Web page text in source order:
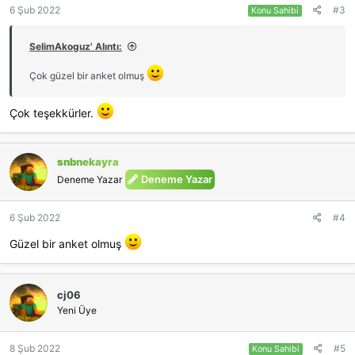
6 Şub 2022 Konu Sahibi #3
SelimAkoguz' Alıntı:
Çok güzel bir anket olmuş
Çok teşekkürler.
snbnekayra
Deneme Yazar Deneme Yazar
6 Şub 2022 #4
Güzel bir anket olmuş
cj06
Yeni Üye
8 Şub 2022 Konu Sahibi #5